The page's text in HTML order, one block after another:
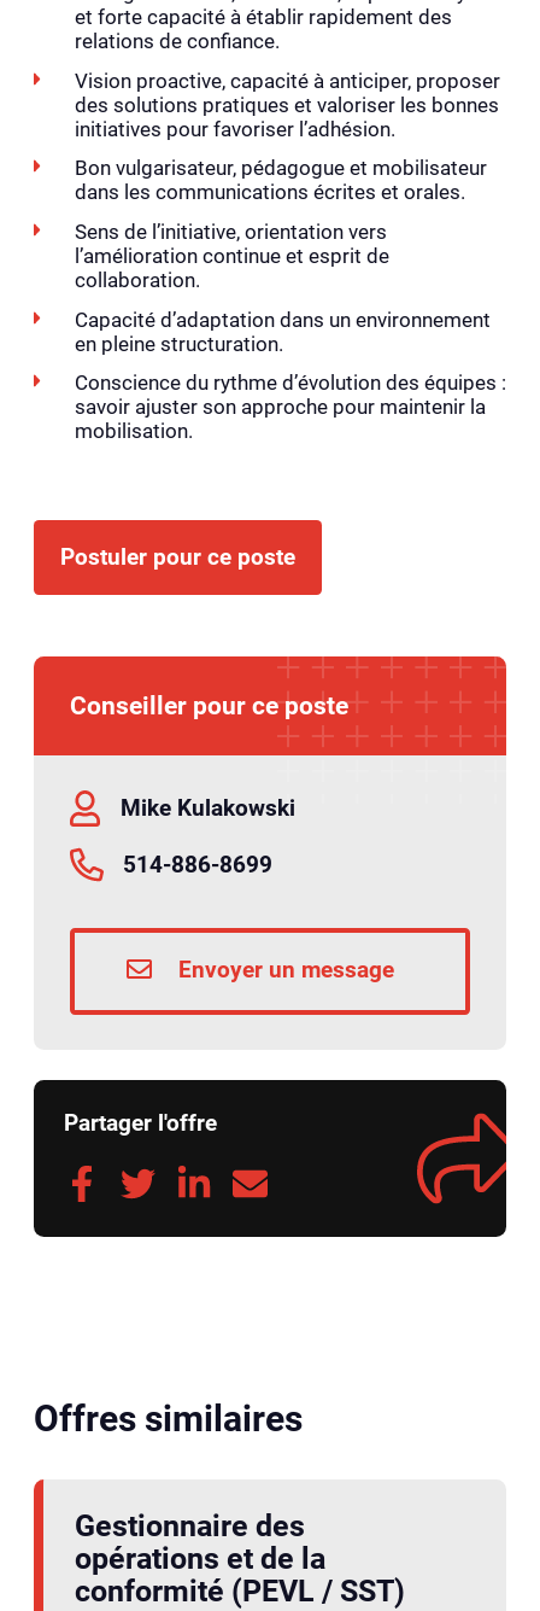
et forte capacité à établir rapidement des
relations de confiance.
Vision proactive, capacité à anticiper, proposer
des solutions pratiques et valoriser les bonnes
initiatives pour favoriser l’adhésion.
Bon vulgarisateur, pédagogue et mobilisateur
dans les communications écrites et orales.
Sens de l’initiative, orientation vers
l’amélioration continue et esprit de
collaboration.
Capacité d’adaptation dans un environnement
en pleine structuration.
Conscience du rythme d’évolution des équipes :
savoir ajuster son approche pour maintenir la
mobilisation.
Postuler pour ce poste
Conseiller pour ce poste
Mike Kulakowski
514-886-8699
Envoyer un message
Partager l'offre
Offres similaires
Gestionnaire des
opérations et de la
conformité (PEVL / SST)